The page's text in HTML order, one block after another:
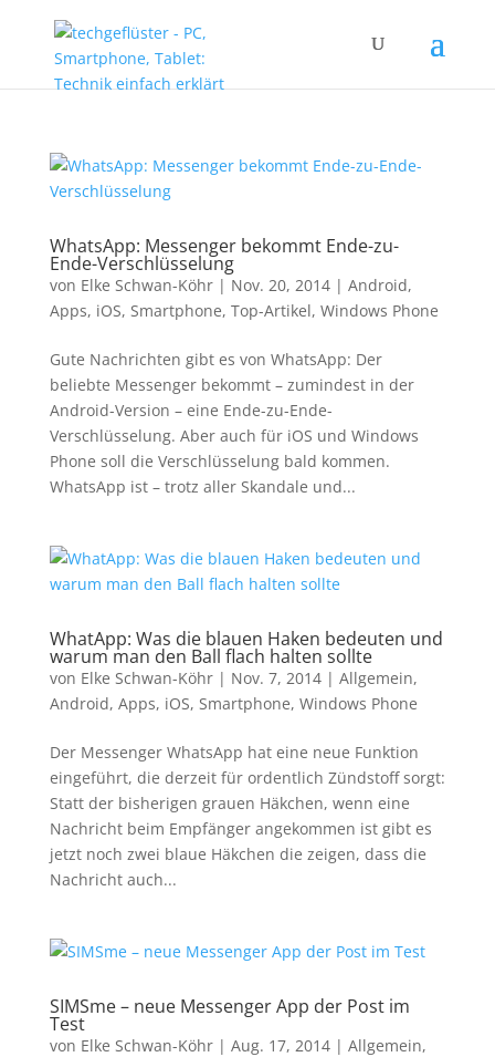
WhatsApp: Messenger bekommt Ende-zu-
Ende-Verschlüsselung
von Elke Schwan-Köhr| Nov. 20, 2014| Android,
Apps, iOS, Smartphone, Top-Artikel, Windows Phone
Gute Nachrichten gibt es von WhatsApp: Der
beliebte Messenger bekommt – zumindest in der
Android-Version – eine Ende-zu-Ende-
Verschlüsselung. Aber auch für iOS und Windows
Phone soll die Verschlüsselung bald kommen.
WhatsApp ist – trotz aller Skandale und...
WhatApp: Was die blauen Haken bedeuten und
warum man den Ball flach halten sollte
von Elke Schwan-Köhr| Nov. 7, 2014| Allgemein,
Android, Apps, iOS, Smartphone, Windows Phone
Der Messenger WhatsApp hat eine neue Funktion
eingeführt, die derzeit für ordentlich Zündstoff sorgt:
Statt der bisherigen grauen Häkchen, wenn eine
Nachricht beim Empfänger angekommen ist gibt es
jetzt noch zwei blaue Häkchen die zeigen, dass die
Nachricht auch...
SIMSme – neue Messenger App der Post im
Test
von Elke Schwan-Köhr| Aug. 17, 2014| Allgemein,